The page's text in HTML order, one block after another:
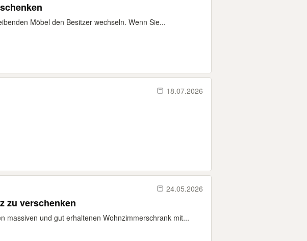
Möbel den Besitzer wechseln. Wenn Sie...
18.07.2026
24.05.2026
zu verschenken
massiven und gut erhaltenen Wohnzimmerschrank mit...